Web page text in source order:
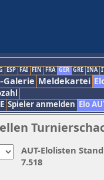
ESP FAI FIN FRA GER GRE INA
Galerie Meldekartei
Spieler anmelden Elo
AUT-Elolisten
7.518